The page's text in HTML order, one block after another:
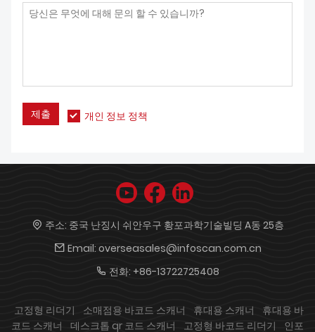
제출 개인 정보 정책
주소: 중국 난징시 쉬안우구 황포과학기술빌딩 A동 25층
Email: overseasales@infoscan.com.cn
전화: +86-13722725408
고정형 리더기 소매점용 바코드 스캐너 휴대용 스캐너
휴대용 바
코드 스캐너
데스크톱 qr 코드 스캐너 고정형 바코드 리더기 인포